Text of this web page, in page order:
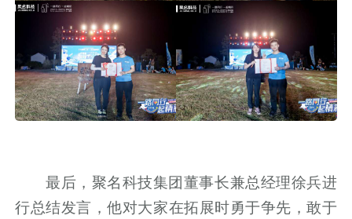
最后，聚名科技集团董事长兼总经理徐兵进
行总结发言，他对大家在拓展时勇于争先，敢于